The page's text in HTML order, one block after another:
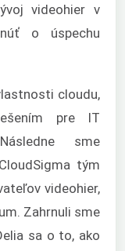
videohier v
o úspechu
cloudu,
pre IT
sme
tým
videohier,
Zahrnuli sme
sa o to, ako